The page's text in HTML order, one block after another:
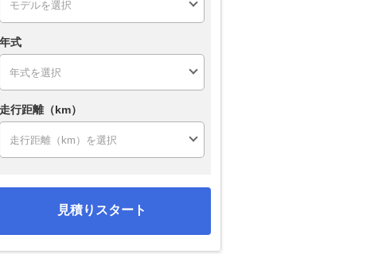
年式
走行距離（km）
見積りスタート